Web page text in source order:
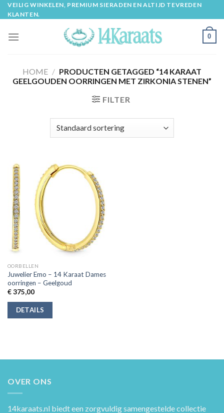
Skip
to
VEILIG WINKELEN, PREMIUM SIERADEN EN ALTIJD TEVREDEN
KLANTEN.
0
HOME / PRODUCTEN GETAGGED “14 KARAAT
GEELGOUDEN OORRINGEN MET ZIRKONIA STENEN”
FILTER
OORBELLEN
Juwelier Emo – 14 Karaat Dames
oorringen – Geelgoud
€375,00
DETAILS
OVER ONS
14karaats.nl biedt een zorgvuldig samengestelde collectie